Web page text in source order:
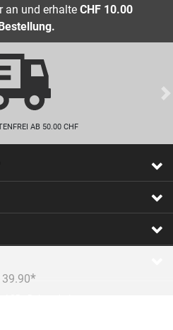
von
39.90
An
an und erhalte CHF 10.00
AB 50.00 CHF